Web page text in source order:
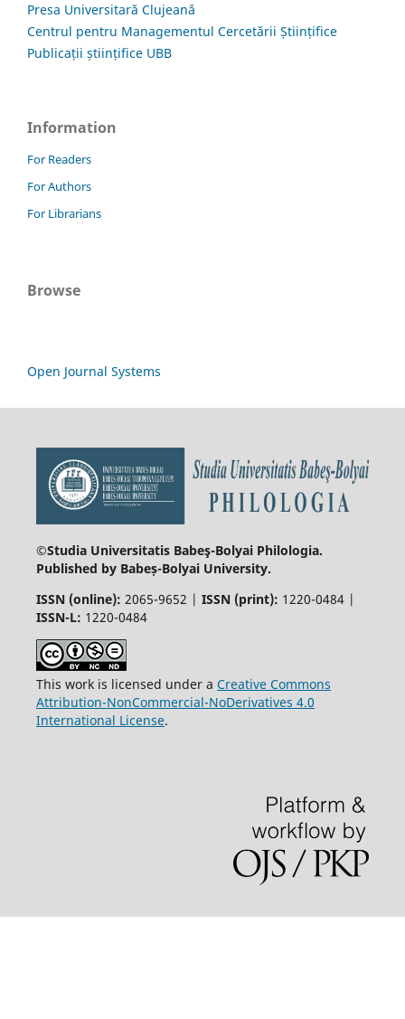
Presa Universitară Clujeană
Centrul pentru Managementul Cercetării Științifice
Publicații științifice UBB
Information
For Readers
For Authors
For Librarians
Browse
Open Journal Systems
©Studia Universitatis Babeş-Bolyai Philologia.
Published by Babeș-Bolyai University.
ISSN (online): 2065-9652 | ISSN (print): 1220-0484 |
ISSN-L: 1220-0484
This work is licensed under a Creative Commons
Attribution-NonCommercial-NoDerivatives 4.0
International License.